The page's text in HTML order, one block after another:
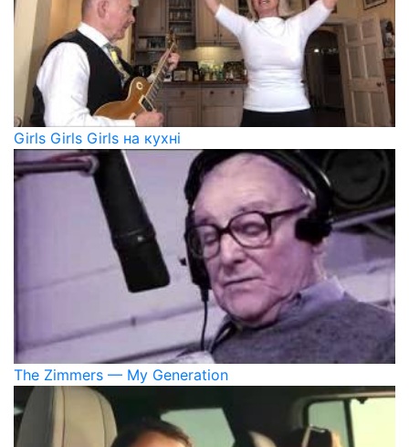
Girls Girls Girls на кухні
The Zimmers — My Generation